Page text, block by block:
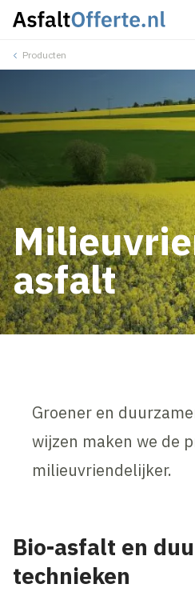
Producten
asfalt
Groener en
wijzen maken we de
milieuvriendelijker.
Bio-asfalt en
technieken